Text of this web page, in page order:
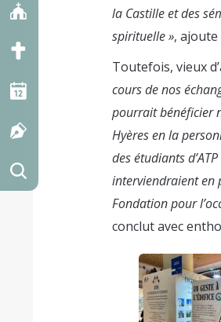
la Castille et des
spirituelle », ajoute
Toutefois, vieux
cours de nos
pourrait bénéficier
Hyères en la
des étudiants
interviendraient en
Fondation pour
conclut avec